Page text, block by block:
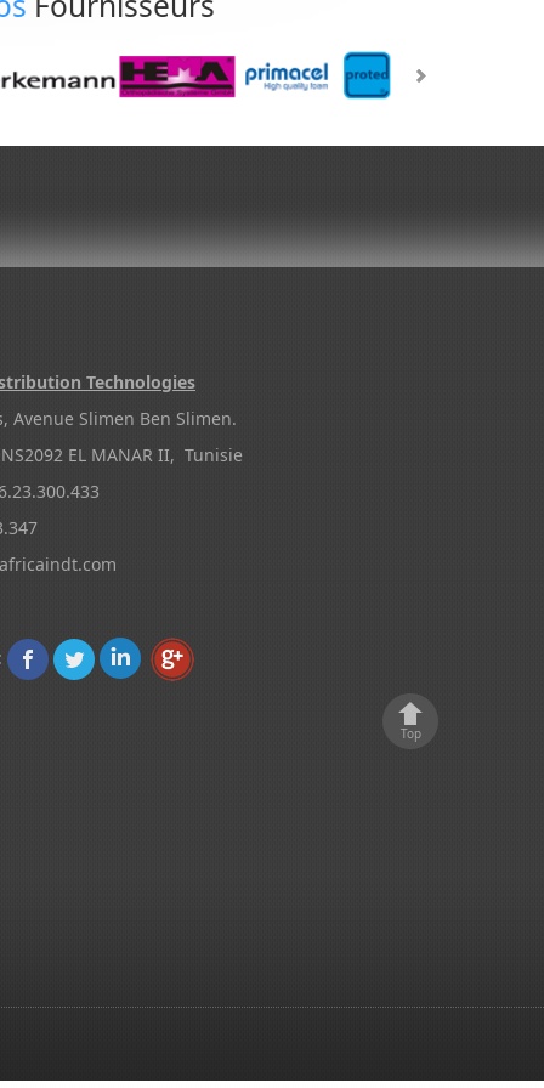
Technologies
Avenue Slimen Ben Slimen.
EL MANAR II, Tunisie
Top